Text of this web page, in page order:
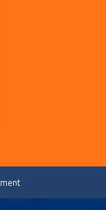
bandeau des